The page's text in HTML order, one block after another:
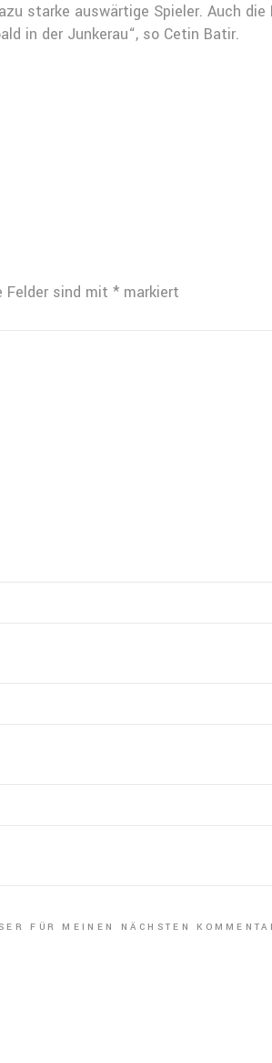
starke auswärtige Spieler. Auch
in der Junkerau“, so Cetin Batir.
Felder sind mit * markiert
FÜR MEINEN NÄCHSTEN